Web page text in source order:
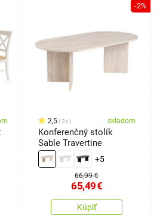
-2%
2,5 2x skladom
Konferenčný stolík
Sable Travertine
+5
66,99 €
65,49€
Kúpiť